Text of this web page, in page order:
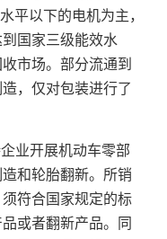
平以下的电机为主，
国家三级能效水
市场。部分流通到
，仅对包装进行了
业开展机动车零部
和轮胎翻新。所销
符合国家规定的标
或者翻新产品。同